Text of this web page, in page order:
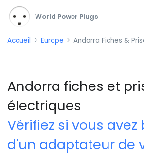
World Power Plugs
Accueil Europe Andorra Fiches &
Andorra fiches et
électriques
Vérifiez si vous avez
d'un adaptateur de